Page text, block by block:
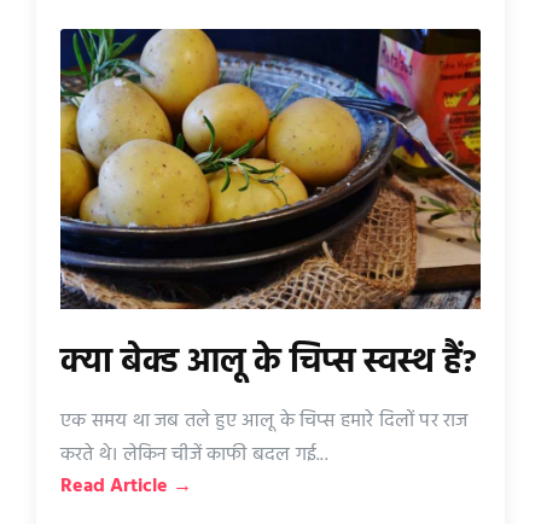
क्या बेक्ड आलू के चिप्स स्वस्थ हैं?
एक समय था जब तले हुए आलू के चिप्स हमारे दिलों पर राज
करते थे। लेकिन चीजें काफी बदल गई...
Read Article →